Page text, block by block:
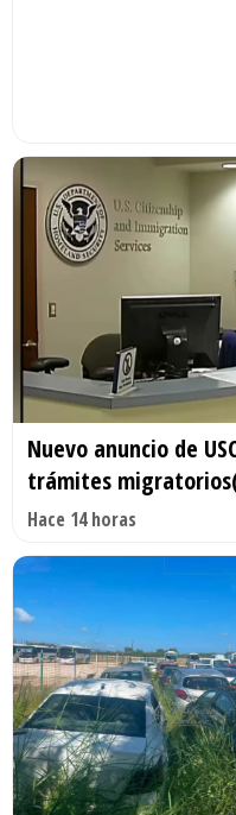
Nuevo anuncio de
trámites
Hace 14 horas